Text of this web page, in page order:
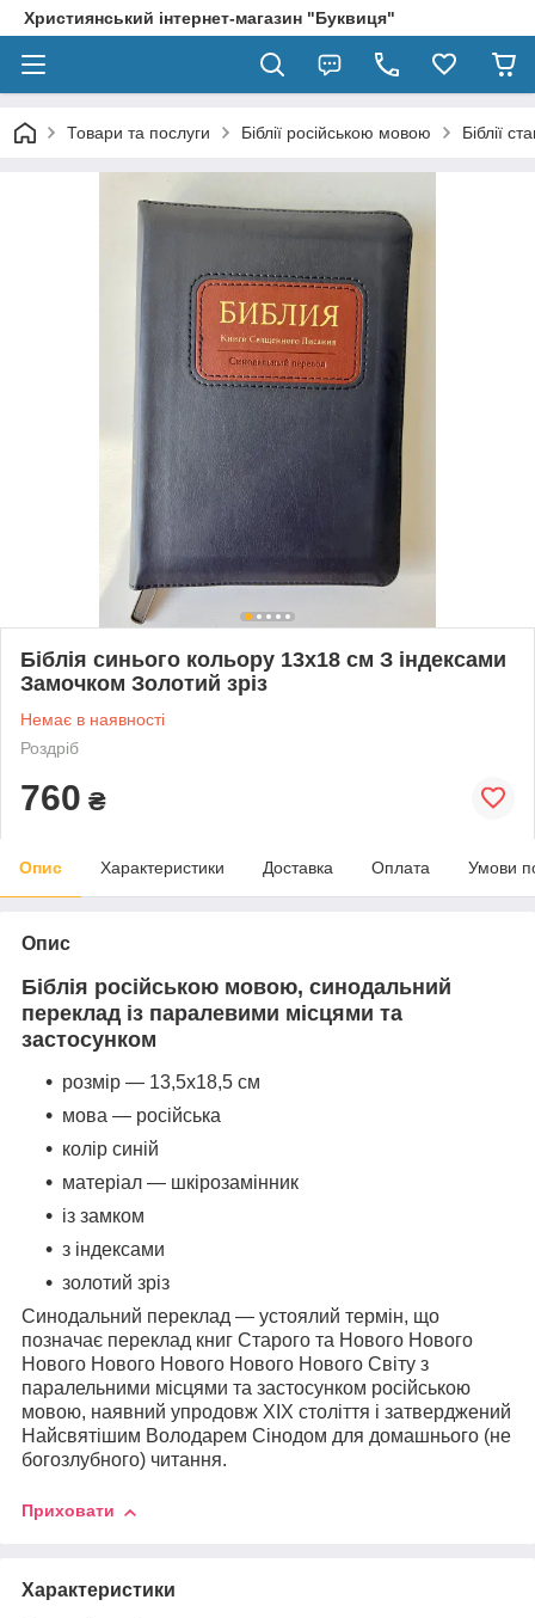
Християнський інтернет-магазин "Буквиця"
Товари та послуги Біблії російською мовою Біблії
Біблія синього кольору 13х18 см З індексами
Замочком Золотий зріз
Немає в наявності
Роздріб
760 ₴
Опис Характеристики Доставка Оплата Умови
Опис
Біблія російською мовою, синодальний
переклад із паралевими місцями та
застосунком
розмір — 13,5х18,5 см
мова — російська
колір синій
матеріал — шкірозамінник
із замком
з індексами
золотий зріз
Синодальний переклад — устоялий термін, що
позначає переклад книг Старого та Нового Нового
Нового Нового Нового Нового Нового Світу з
паралельними місцями та застосунком російською
мовою, наявний упродовж XIX століття і затверджений
Найсвятішим Володарем Сінодом для домашнього (не
богозлубного) читання.
Приховати
Характеристики